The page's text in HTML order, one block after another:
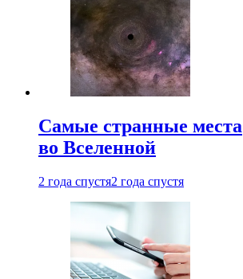
Самые странные места
во Вселенной
2 года спустя2 года спустя